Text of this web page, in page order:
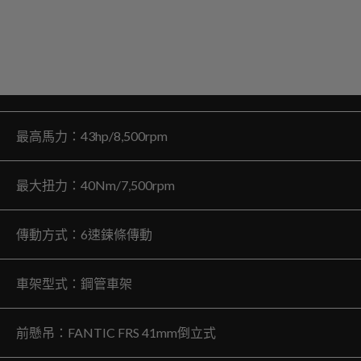
最高馬力：43hp/8,500rpm
最大扭力：40Nm/7,500rpm
傳動方式：6速鍊條傳動
車架型式：鋼管車架
前懸吊：FANTIC FRS 41mm倒立式